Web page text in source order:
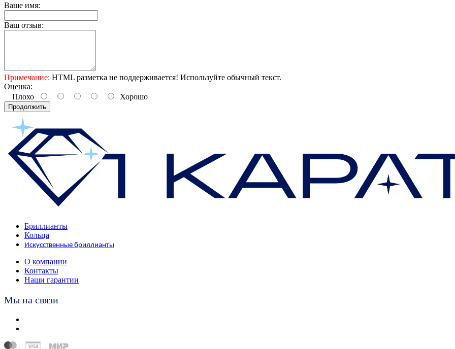
Ваше имя:
Ваш отзыв:
Примечание: HTML разметка не поддерживается! Используйте обычный текст.
Оценка:
Плохо
Хорошо
Продолжить
Бриллианты
Кольца
Искусственные бриллианты
О компании
Контакты
Наши гарантии
Мы на связи